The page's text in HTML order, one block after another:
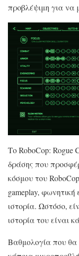
προβλέψιμη για να
Το RoboCop: Rogue
δράσης που
κόσμου του
gameplay,
ιστορία. Ωστόσο,
ιστορία του είναι
Βαθμολογία που θα